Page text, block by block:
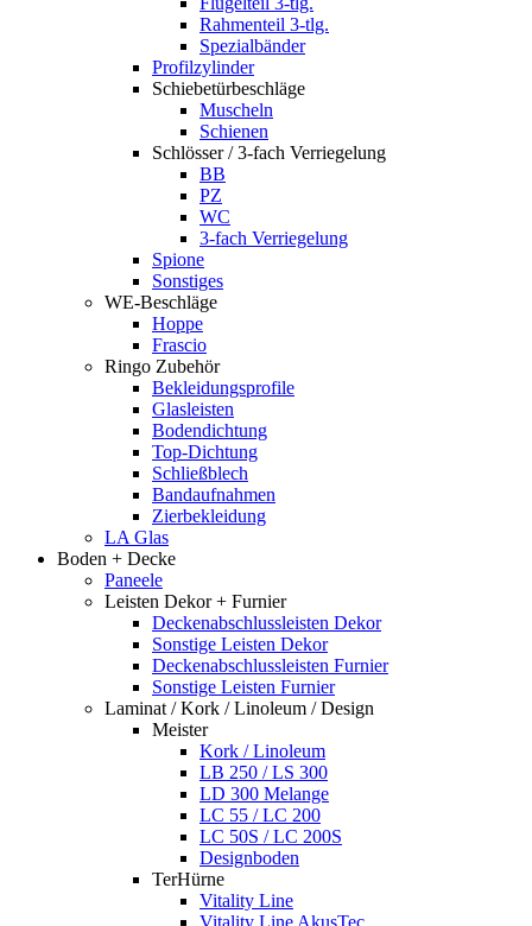
Rahmenteil 3-tlg.
Spezialbänder
Profilzylinder
Schiebetürbeschläge
Muscheln
Schienen
Schlösser / 3-fach Verriegelung
BB
PZ
WC
3-fach Verriegelung
Spione
Sonstiges
WE-Beschläge
Hoppe
Frascio
Ringo Zubehör
Bekleidungsprofile
Glasleisten
Bodendichtung
Top-Dichtung
Schließblech
Bandaufnahmen
Zierbekleidung
LA Glas
Boden + Decke
Paneele
Leisten Dekor + Furnier
Deckenabschlussleisten Dekor
Sonstige Leisten Dekor
Deckenabschlussleisten Furnier
Sonstige Leisten Furnier
Laminat / Kork / Linoleum / Design
Meister
Kork / Linoleum
LB 250 / LS 300
LD 300 Melange
LC 55 / LC 200
LC 50S / LC 200S
Designboden
TerHürne
Vitality Line